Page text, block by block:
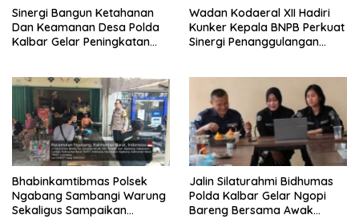
Sinergi Bangun Ketahanan
Dan Keamanan Desa Polda
Kalbar Gelar Peningkatan
Wadan Kodaeral XII Hadiri
Kunker Kepala BNPB Perkuat
Sinergi Penanggulangan
Bhabinkamtibmas Polsek
Ngabang Sambangi Warung
Sekaligus Sampaikan
Jalin Silaturahmi Bidhumas
Polda Kalbar Gelar Ngopi
Bareng Bersama Awak